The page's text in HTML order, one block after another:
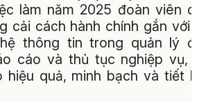
làm năm 2025 đoàn viên
cải cách hành chính gắn với
thông tin trong quản lý
cáo và thủ tục nghiệp vụ,
hiệu quả, minh bạch và tiết